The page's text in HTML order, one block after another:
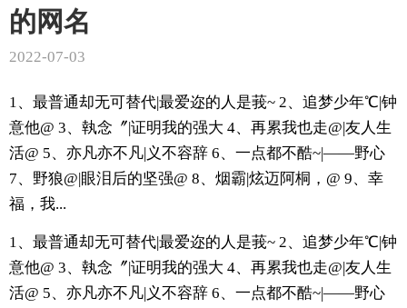
的网名
2022-07-03
1、最普通却无可替代|最爱迩的人是莪~ 2、追梦少年℃|钟
意他@ 3、執念〞|证明我的强大 4、再累我也走@|友人生
活@ 5、亦凡亦不凡|义不容辞 6、一点都不酷~|——野心
7、野狼@|眼泪后的坚强@ 8、烟霸|炫迈阿桐，@ 9、幸
福，我...
1、最普通却无可替代|最爱迩的人是莪~ 2、追梦少年℃|钟
意他@ 3、執念〞|证明我的强大 4、再累我也走@|友人生
活@ 5、亦凡亦不凡|义不容辞 6、一点都不酷~|——野心